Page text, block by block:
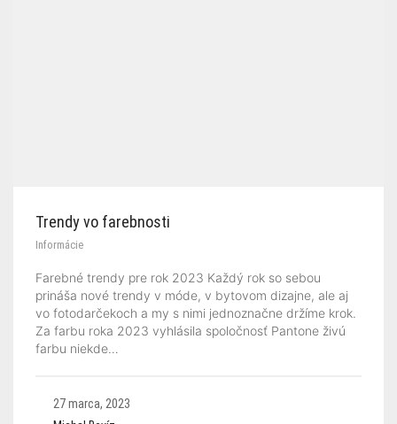
Trendy vo farebnosti
Informácie
Farebné trendy pre rok 2023 Každý rok so sebou
prináša nové trendy v móde, v bytovom dizajne, ale aj
vo fotodarčekoch a my s nimi jednoznačne držíme krok.
Za farbu roka 2023 vyhlásila spoločnosť Pantone živú
farbu niekde…
27 marca, 2023